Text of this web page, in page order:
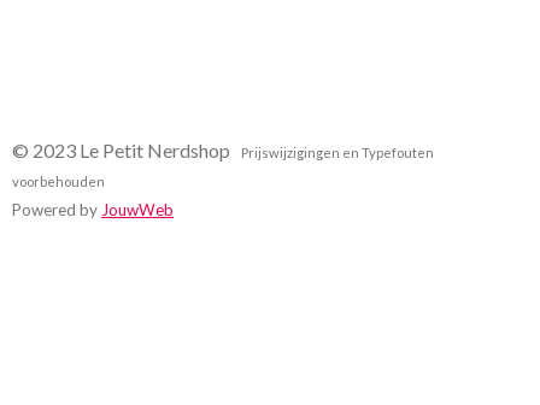
© 2023 Le Petit Nerdshop
Prijswijzigingen en Typefouten
voorbehouden
Powered by JouwWeb